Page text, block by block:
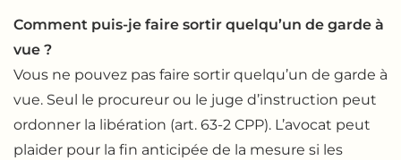
Comment puis-je faire sortir quelqu’un de garde à
vue ?
Vous ne pouvez pas faire sortir quelqu’un de garde à
vue. Seul le procureur ou le juge d’instruction peut
ordonner la libération (art. 63-2 CPP). L’avocat peut
plaider pour la fin anticipée de la mesure si les